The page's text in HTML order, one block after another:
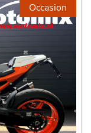
Occasion